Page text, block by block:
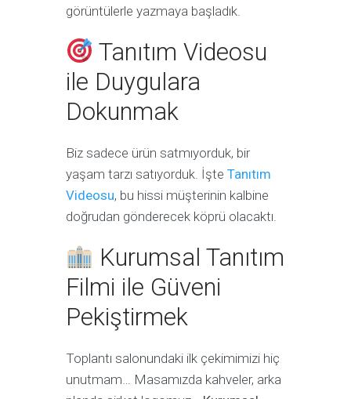
görüntülerle yazmaya başladık.
Tanıtım Videosu
ile Duygulara
Dokunmak
Biz sadece ürün satmıyorduk, bir
yaşam tarzı satıyorduk. İşte Tanıtım
Videosu, bu hissi müşterinin kalbine
doğrudan gönderecek köprü olacaktı.
Kurumsal Tanıtım
Filmi ile Güveni
Pekiştirmek
Toplantı salonundaki ilk çekimimizi hiç
unutmam… Masamızda kahveler, arka